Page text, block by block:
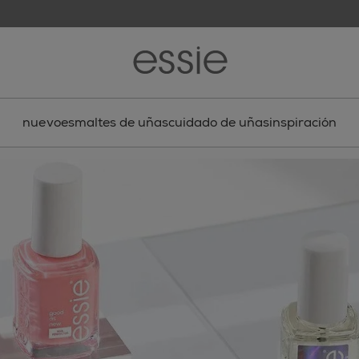
nuevoesmaltes de uñascuidado de uñasinspiración